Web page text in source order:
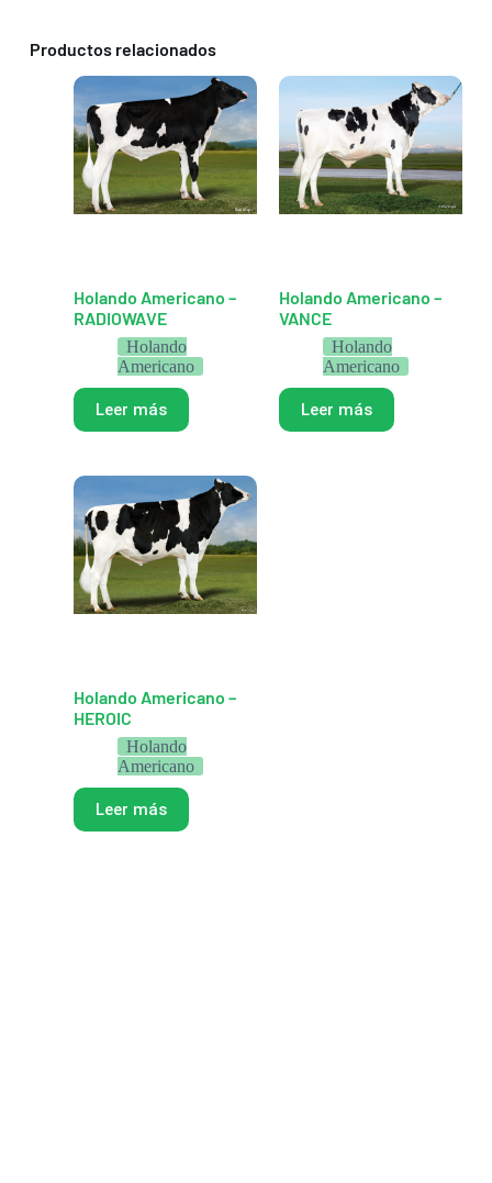
Productos relacionados
Holando Americano –
RADIOWAVE
Holando
Americano
Leer más
Holando Americano –
VANCE
Holando
Americano
Leer más
Holando Americano –
HEROIC
Holando
Americano
Leer más